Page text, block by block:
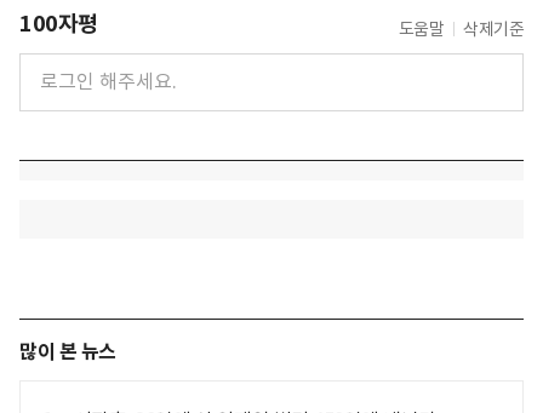
100자평 도움말 삭제기준
많이 본 뉴스